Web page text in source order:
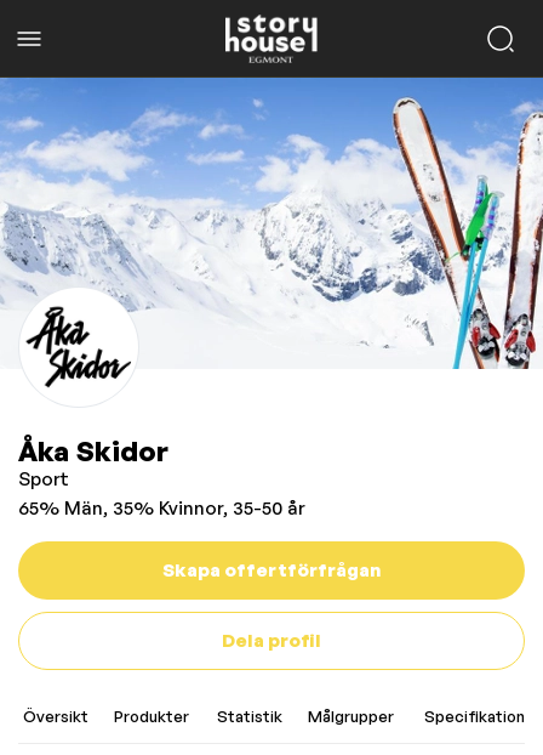
Åka Skidor
Sport
65% Män, 35% Kvinnor, 35-50 år
Skapa offertförfrågan
Dela profil
Översikt Produkter Statistik Målgrupper Specifikationer